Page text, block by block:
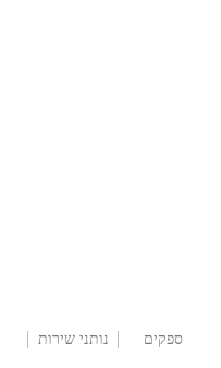
ספקים
נותני שירות